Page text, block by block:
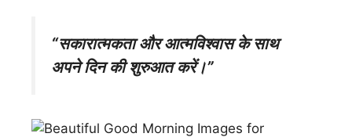
“सकारात्मकता और आत्मविश्वास के साथ
अपने दिन की शुरुआत करें।”